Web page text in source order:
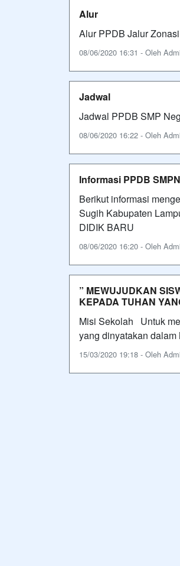
Alur
Alur PPDB Jalur
08/06/2020 16:31 - Oleh
Jadwal
Jadwal PPDB SMP
08/06/2020 16:22 - Oleh
Informasi PPDB
Berikut informasi
Sugih Kabupaten
DIDIK BARU
08/06/2020 16:20 - Oleh
” MEWUJUDKAN
KEPADA TUHAN
Misi Sekolah Untuk
yang dinyatakan
15/03/2020 19:18 - Oleh